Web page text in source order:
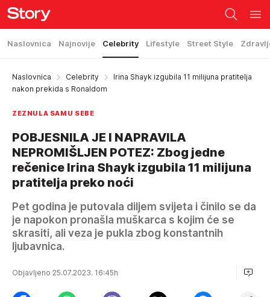
Naslovnica Najnovije Celebrity Lifestyle Street Style
Naslovnica Celebrity
Irina Shayk izgubila 11 milijuna pratitelja
nakon prekida s Ronaldom
ZEZNULA SAMU SEBE
POBJESNILA JE I NAPRAVILA
NEPROMIŠLJEN POTEZ: Zbog jedne
rečenice Irina Shayk izgubila 11 milijuna
pratitelja preko noći
Pet godina je putovala diljem svijeta i činilo se da
je napokon pronašla muškarca s kojim će se
skrasiti, ali veza je pukla zbog konstantnih
ljubavnica.
Objavljeno 25.07.2023. 16:45h